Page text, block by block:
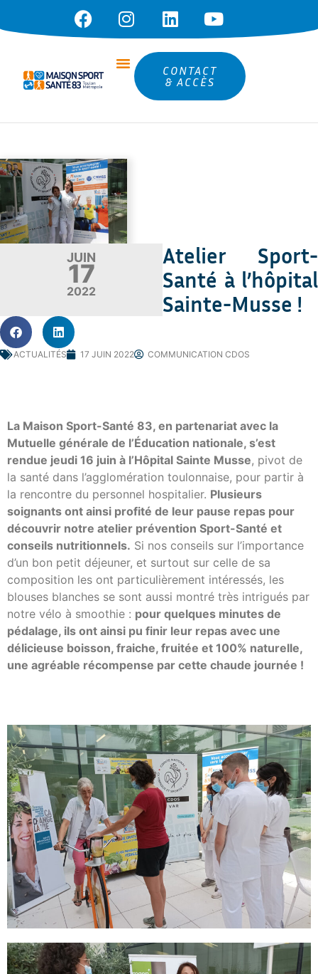
CONTACT
& ACCÈS
JUIN
17
2022
Atelier Sport-
Santé à l’hôpital
Sainte-Musse !
ACTUALITÉS 17 JUIN 2022 COMMUNICATION CDOS
La Maison Sport-Santé 83, en partenariat avec la
Mutuelle générale de l’Éducation nationale, s’est
rendue jeudi 16 juin à l’Hôpital Sainte Musse, pivot de
la santé dans l’agglomération toulonnaise, pour partir à
la rencontre du personnel hospitalier. Plusieurs
soignants ont ainsi profité de leur pause repas pour
découvrir notre atelier prévention Sport-Santé et
conseils nutritionnels. Si nos conseils sur l’importance
d’un bon petit déjeuner, et surtout sur celle de sa
composition les ont particulièrement intéressés, les
blouses blanches se sont aussi montré très intrigués par
notre vélo à smoothie : pour quelques minutes de
pédalage, ils ont ainsi pu finir leur repas avec une
délicieuse boisson, fraiche, fruitée et 100% naturelle,
une agréable récompense par cette chaude journée !